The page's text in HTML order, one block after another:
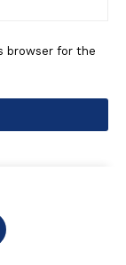
browser for the